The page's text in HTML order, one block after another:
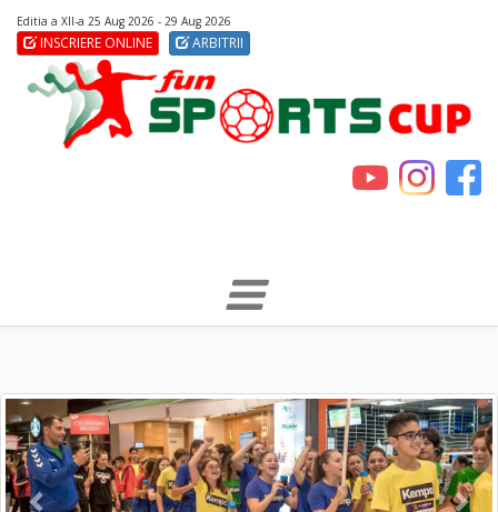
Editia a XII-a 25 Aug 2026 - 29 Aug 2026
INSCRIERE ONLINE ARBITRII